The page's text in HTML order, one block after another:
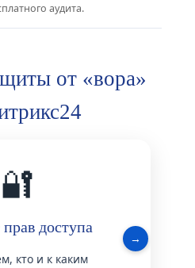
аудита.
от «вора»
🔐
доступа
кто и к каким
→